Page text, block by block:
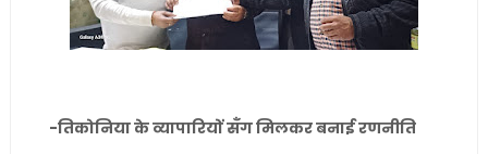
-तिकोनिया के व्यापारियों सँग मिलकर बनाई रणनीति